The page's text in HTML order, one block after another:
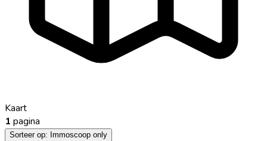
Kaart
1 pagina
Sorteer op: Immoscoop only